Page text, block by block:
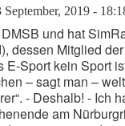
September, 2019 -
und hat
dessen Mitglied
E-Sport kein Sport
– sagt man –
- Deshalb! - Ich
am